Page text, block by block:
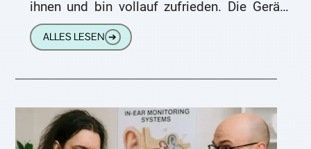
ihnen und bin vollauf zufrieden. Die Geräte
sitzen hinter dem Ohr
ALLES LESEN ➔